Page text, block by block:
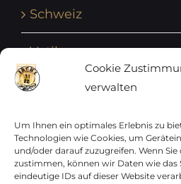
Cookie
verwalten
Um Ihnen ein optimales Erlebnis zu
Technologien wie Cookies, um
und/oder darauf zuzugreifen. Wenn Sie
zustimmen, können wir Daten wie das
eindeutige IDs auf dieser Website
Schweiz
Vatikan
Vereinte Nationen
Vorphilatelie
Zensurbelege